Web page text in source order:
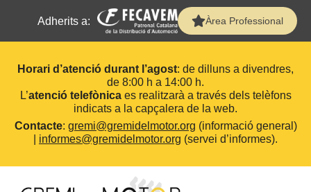
Adherits a: Àrea Professional
Horari d’atenció durant l’agost: de dilluns a divendres,
de 8:00 h a 14:00 h.
L’atenció telefònicaes realitzarà a través dels telèfons
indicats a la capçalera de la web.
Contacte: gremi@gremidelmotor.org (informació general)
informes@gremidelmotor.org (servei d’informes).